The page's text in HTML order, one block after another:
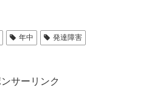
年中
発達障害
サーリンク